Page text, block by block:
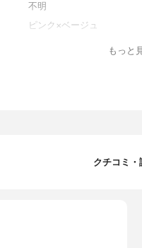
不明
ピンク×ベージュ
もっと
クチコミ・